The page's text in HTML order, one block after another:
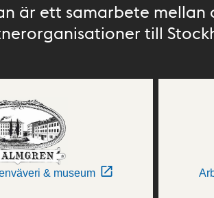
är ett samarbete mellan
till
& museum